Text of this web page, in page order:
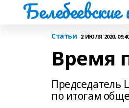
Статьи 2 ИЮЛЯ 2020, 09:40
Время
Председатель
по итогам